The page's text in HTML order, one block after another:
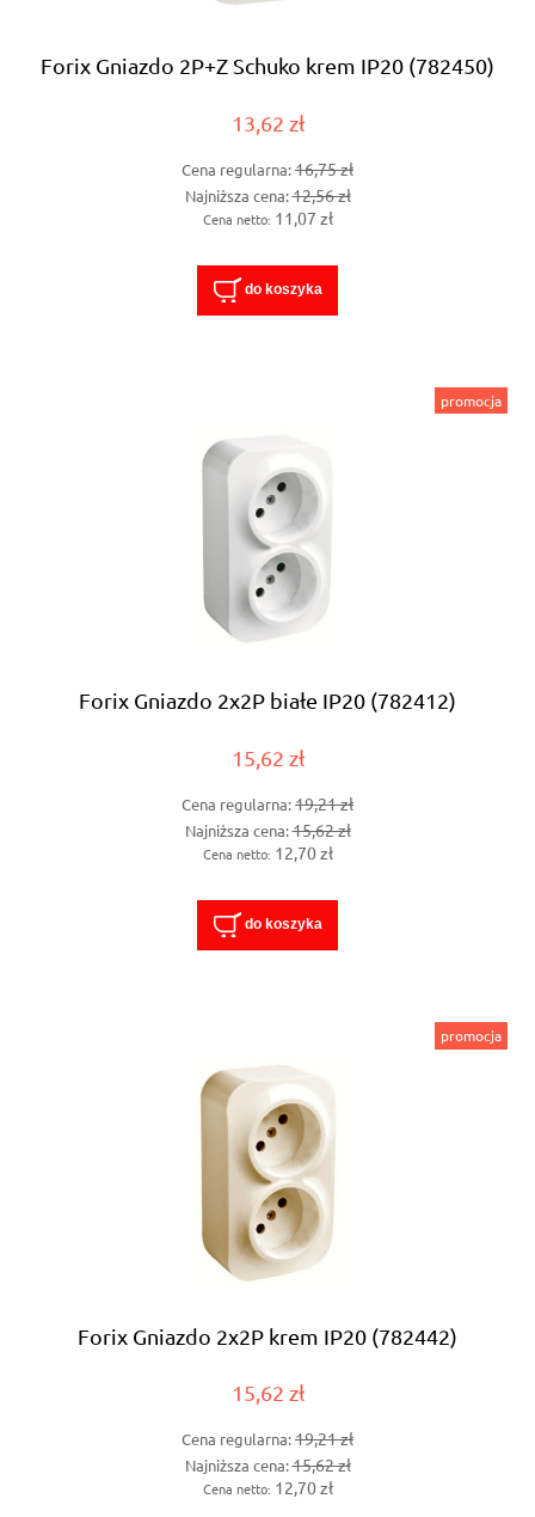
Forix Gniazdo 2P+Z Schuko krem IP20 (782450)
13,62 zł
Cena regularna:16,75 zł
Najniższa cena:12,56 zł
Cena netto: 11,07 zł
do koszyka
Forix Gniazdo 2x2P białe IP20 (782412)
15,62 zł
Cena regularna:19,21 zł
Najniższa cena:15,62 zł
Cena netto: 12,70 zł
do koszyka
promocja
Forix Gniazdo 2x2P krem IP20 (782442)
15,62 zł
Cena regularna:19,21 zł
Najniższa cena:15,62 zł
Cena netto: 12,70 zł
promocja